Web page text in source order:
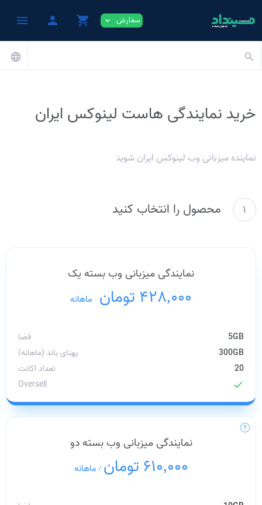
سفارش expand_more
shopping_cart
person
menu
search
language
خرید نمایندگی هاست لینوکس ایران
نماینده میزبانی وب لینوکس ایران شوید
1 محصول را انتخاب کنید
نمایندگی میزبانی وب بسته یک
428,000 تومان ماهانه
فضا
5GB
پهنای باند (ماهانه)
300GB
تعداد اکانت
20
Oversell
check
نمایندگی میزبانی وب بسته دو
610,000 تومان / ماهانه